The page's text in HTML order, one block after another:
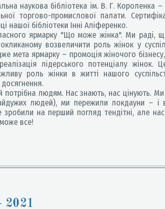
наукова бібліотека ім. В. Г. Короленка
торгово-промислової палати.
нашої бібліотеки Інні Аліференко.
ярмарку "Що може жінка". Ми раді,
возвеличити роль жінок у
мета ярмарку – промоція жіночого бізнесу,
лідерського потенціалу жінок.
роль жінки в житті нашого
людям. Нас знають, нас цінують.
людей), ми пережили локдауни – і
на перший погляд тендітні, але
може все!
2021